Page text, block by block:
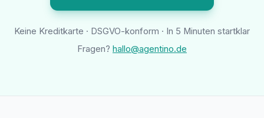
Keine Kreditkarte · DSGVO-konform · In 5 Minuten startklar
Fragen? hallo@agentino.de